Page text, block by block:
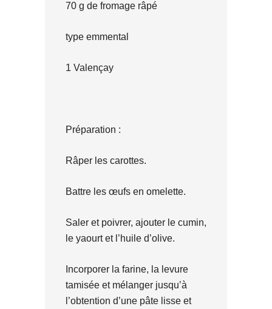
70 g de fromage râpé
type emmental
1 Valençay
Préparation :
Râper les carottes.
Battre les œufs en omelette.
Saler et poivrer, ajouter le cumin,
le yaourt et l’huile d’olive.
Incorporer la farine, la levure
tamisée et mélanger jusqu’à
l’obtention d’une pâte lisse et